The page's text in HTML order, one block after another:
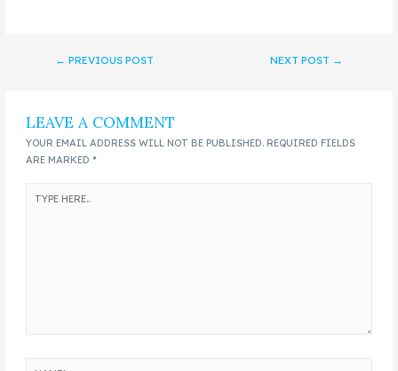
← PREVIOUS POST NEXT POST →
LEAVE A COMMENT
YOUR EMAIL ADDRESS WILL NOT BE PUBLISHED. REQUIRED FIELDS
ARE MARKED*